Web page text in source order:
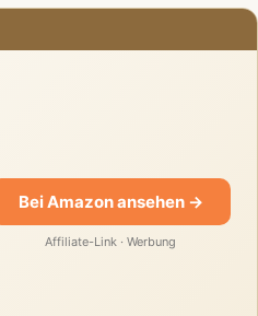
Bei Amazon ansehen →
Affiliate-Link · Werbung